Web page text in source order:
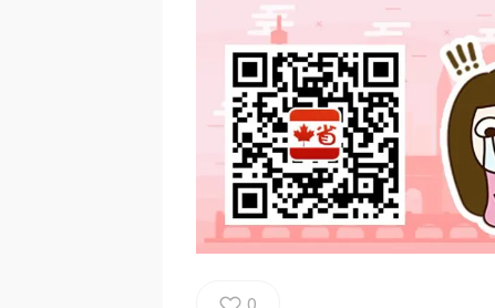
0